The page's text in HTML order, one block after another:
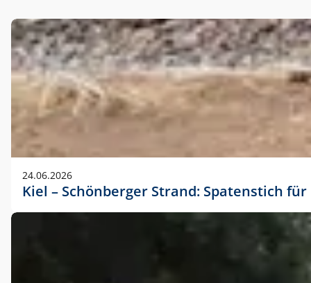
24.06.2026
Kiel – Schönberger Strand: Spatenstich